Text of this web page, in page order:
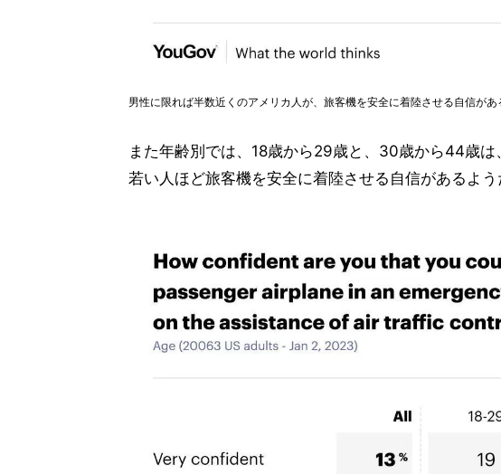
男性に限れば半数近くのアメリカ人が、旅客機を安全に着陸させる自信があ
また年齢別では、18歳から29歳と、30歳から44歳は
若い人ほど旅客機を安全に着陸させる自信があるよう